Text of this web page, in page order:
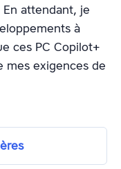
attendant, je
à
ces PC Copilot+
mes exigences de